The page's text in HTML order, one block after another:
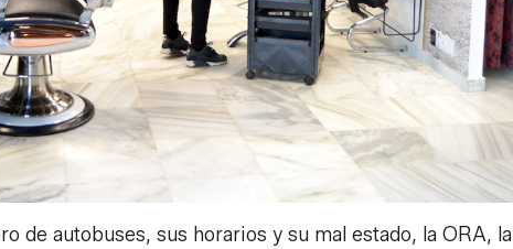
de autobuses, sus horarios y su mal estado, la ORA, la